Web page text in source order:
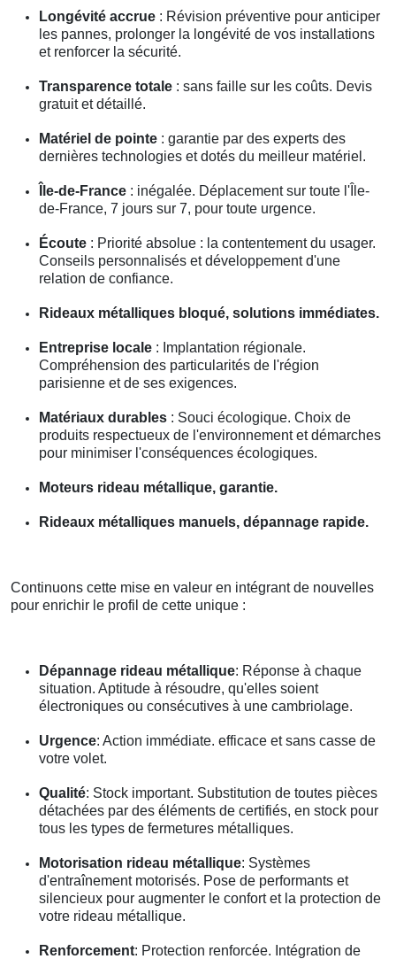
Longévité accrue : Révision préventive pour anticiper
les pannes, prolonger la longévité de vos installations
et renforcer la sécurité.
Transparence totale : sans faille sur les coûts. Devis
gratuit et détaillé.
Matériel de pointe : garantie par des experts des
dernières technologies et dotés du meilleur matériel.
Île-de-France : inégalée. Déplacement sur toute l'Île-
de-France, 7 jours sur 7, pour toute urgence.
Écoute : Priorité absolue : la contentement du usager.
Conseils personnalisés et développement d'une
relation de confiance.
Rideaux métalliques bloqué, solutions immédiates.
Entreprise locale : Implantation régionale.
Compréhension des particularités de l'région
parisienne et de ses exigences.
Matériaux durables : Souci écologique. Choix de
produits respectueux de l'environnement et démarches
pour minimiser l'conséquences écologiques.
Moteurs rideau métallique, garantie.
Rideaux métalliques manuels, dépannage rapide.
Continuons cette mise en valeur en intégrant de nouvelles
pour enrichir le profil de cette unique :
Dépannage rideau métallique: Réponse à chaque
situation. Aptitude à résoudre, qu'elles soient
électroniques ou consécutives à une cambriolage.
Urgence: Action immédiate. efficace et sans casse de
votre volet.
Qualité: Stock important. Substitution de toutes pièces
détachées par des éléments de certifiés, en stock pour
tous les types de fermetures métalliques.
Motorisation rideau métallique: Systèmes
d'entraînement motorisés. Pose de performants et
silencieux pour augmenter le confort et la protection de
votre rideau métallique.
Renforcement: Protection renforcée. Intégration de